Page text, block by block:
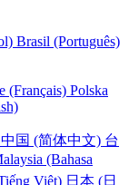
Brasil (Português)
(Français) Polska
中国 (简体中文) 台
(Bahasa
Việt) 日本 (日